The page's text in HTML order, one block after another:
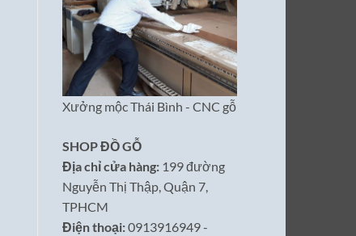
Xưởng mộc Thái Bình - CNC gỗ
SHOP ĐỒ GỖ
Địa chỉ cửa hàng:199 đường
Nguyễn Thị Thập, Quận 7,
TPHCM
Điện thoại:0913916949 -